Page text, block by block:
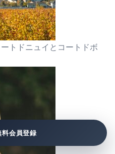
トドニュイとコートドボ
会員登録